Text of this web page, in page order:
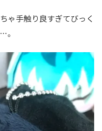
ゃ手触り良すぎてびっく
。